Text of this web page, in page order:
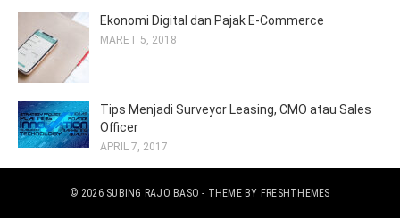
Ekonomi Digital dan Pajak E-Commerce
MARET 5, 2018
Tips Menjadi Surveyor Leasing, CMO atau Sales
Officer
APRIL 7, 2017
© 2026 SUBING RAJO BASO - THEME BY FRESHTHEMES